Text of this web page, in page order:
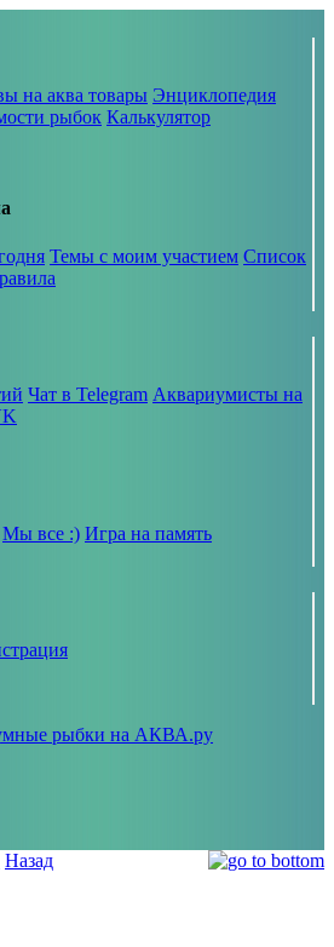
на аква товары Энциклопедия
рыбок Калькулятор
Темы с моим участием Список
Чат в Telegram Аквариумисты на
Мы все :) Игра на память
Назад